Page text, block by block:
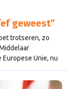
geweest”
trotseren, zo
Unie, nu
Brusselse Nieuwe